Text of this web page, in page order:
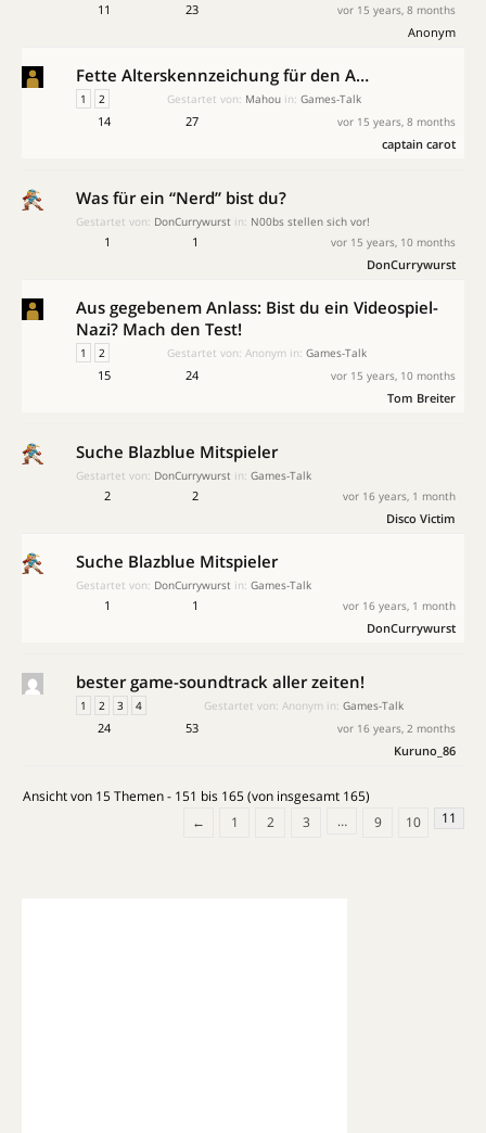
11 23 vor 15 years, 8 months
Anonym
Fette Alterskennzeichung für den A…
1 2 Gestartet von: Mahou in: Games-Talk
14 27 vor 15 years, 8 months
captain carot
Was für ein “Nerd” bist du?
Gestartet von: DonCurrywurst in: N00bs stellen sich vor!
1 1 vor 15 years, 10 months
DonCurrywurst
Aus gegebenem Anlass: Bist du ein Videospiel-
Nazi? Mach den Test!
1 2 Gestartet von: Anonym in: Games-Talk
15 24 vor 15 years, 10 months
Tom Breiter
Suche Blazblue Mitspieler
Gestartet von: DonCurrywurst in: Games-Talk
2 2 vor 16 years, 1 month
Disco Victim
Suche Blazblue Mitspieler
Gestartet von: DonCurrywurst in: Games-Talk
1 1 vor 16 years, 1 month
DonCurrywurst
bester game-soundtrack aller zeiten!
1 2 3 4 Gestartet von: Anonym in: Games-Talk
24 53 vor 16 years, 2 months
Kuruno_86
Ansicht von 15 Themen - 151 bis 165 (von insgesamt 165)
←
1 2 3 … 9 10 11